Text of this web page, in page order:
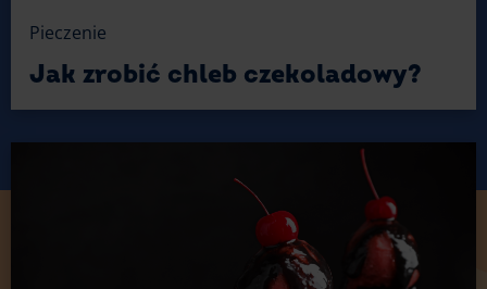
Pieczenie
Jak zrobić chleb czekoladowy?